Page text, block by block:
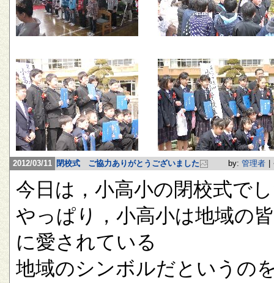
2012/03/11 閉校式 ご協力ありがとうございました by: 管理者
今日は，小高小の閉校式で
やっぱり，小高小は地域の
に愛されている
地域のシンボルだというの